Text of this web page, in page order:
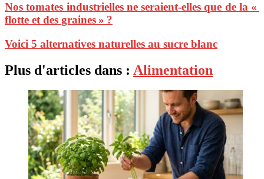
Nos tomates industrielles ne seraient-elles que de la «
flotte et des graines » ?
Voici 5 alternatives naturelles au sucre blanc
Plus d'articles dans : Alimentation